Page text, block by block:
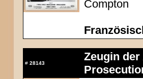
Compton
# 28143
Zeugin